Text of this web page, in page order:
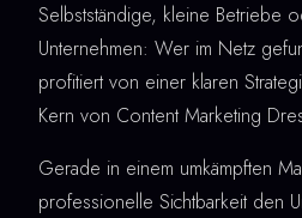
Selbstständige, kleine Betriebe
Unternehmen: Wer im Netz
profitiert von einer klaren
Kern von Content Marketing
Gerade in einem umkämpften
professionelle Sichtbarkeit den